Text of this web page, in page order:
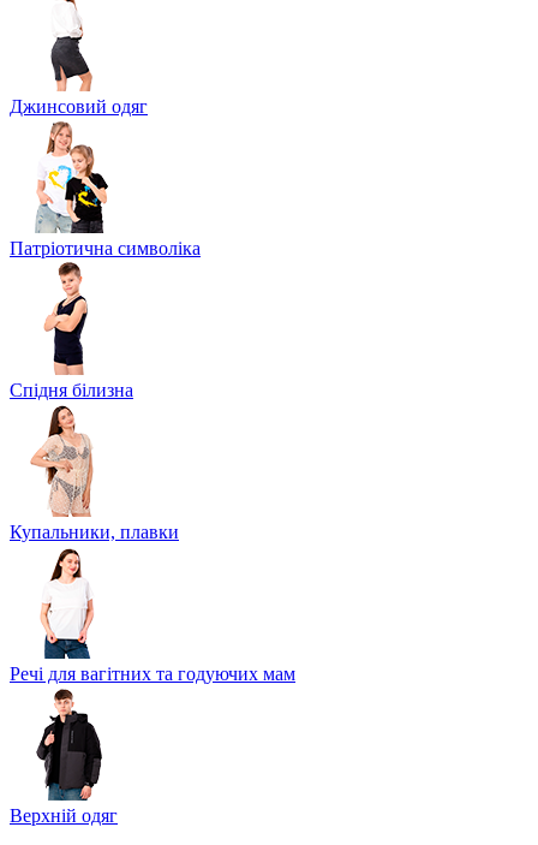
Джинсовий одяг
Патріотична символіка
Спідня білизна
Купальники, плавки
Речі для вагітних та годуючих мам
Верхній одяг